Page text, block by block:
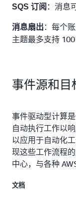
SQS 订阅 ：消息
消息扇出 ：每个
主题最多支持 100
事件源和目
事件驱动型计算
自动执行工作以
以应用于自动化
现这些工作流程
中心，与各种
文档